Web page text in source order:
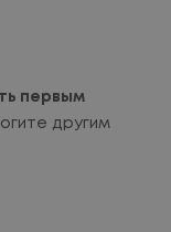
первым
другим